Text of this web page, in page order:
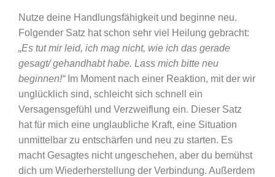
Nutze deine Handlungsfähigkeit und beginne neu.
Folgender Satz hat schon sehr viel Heilung gebracht:
„Es tut mir leid, ich mag nicht, wie ich das gerade
gesagt/ gehandhabt habe. Lass mich bitte neu
beginnen!“Im Moment nach einer Reaktion, mit der wir
unglücklich sind, schleicht sich schnell ein
Versagensgefühl und Verzweiflung ein. Dieser Satz
hat für mich eine unglaubliche Kraft, eine Situation
unmittelbar zu entschärfen und neu zu starten. Es
macht Gesagtes nicht ungeschehen, aber du bemühst
dich um Wiederherstellung der Verbindung. Außerdem